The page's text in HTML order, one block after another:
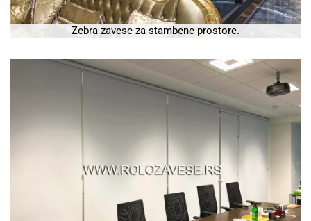
Zebra zavese za stambene prostore.